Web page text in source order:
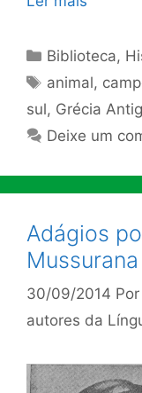
Categorias
Biblioteca,
Tags
animal,
sul, Grécia
Deixe um
Adágios
30/09/2014 Por
autores da